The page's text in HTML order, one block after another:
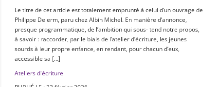
Le titre de cet article est totalement emprunté à celui d’un ouvrage de
Philippe Delerm, paru chez Albin Michel. En manière d’annonce,
presque programmatique, de l’ambition qui sous- tend notre propos,
à savoir : raccorder, par le biais de l’atelier d’écriture, les jeunes
sourds à leur propre enfance, en rendant, pour chacun d’eux,
accessible sa […]
Ateliers d'écriture